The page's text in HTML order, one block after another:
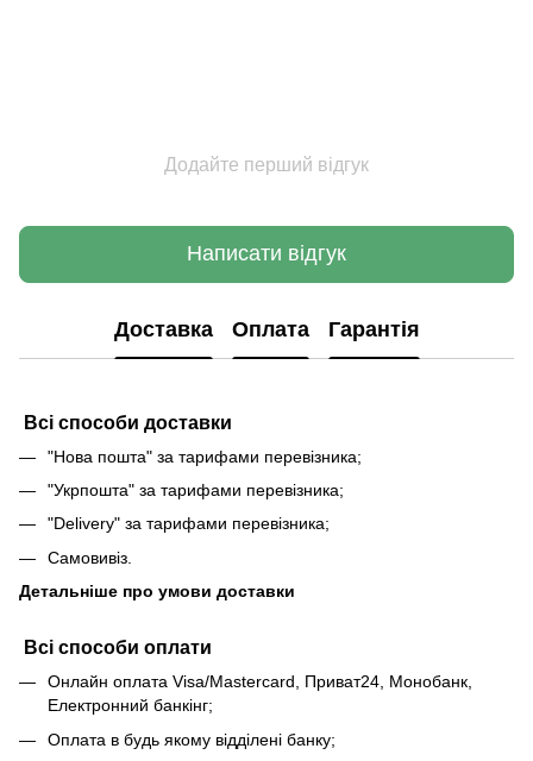
Додайте перший відгук
Написати відгук
Доставка Оплата Гарантія
Всі способи доставки
"Нова пошта" за тарифами перевізника;
"Укрпошта" за тарифами перевізника;
"Delivery" за тарифами перевізника;
Самовивіз.
Детальніше про умови доставки
Всі способи оплати
Онлайн оплата Visa/Mastercard, Приват24, Монобанк,
Електронний банкінг;
Оплата в будь якому відділені банку;